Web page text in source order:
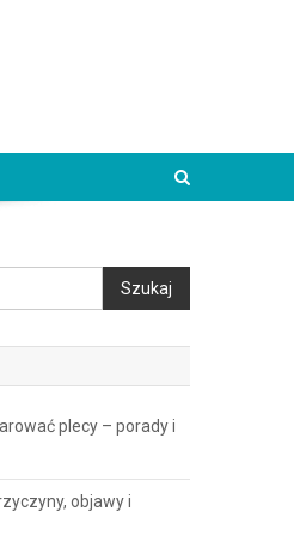
Szukaj
plecy – porady i
objawy i